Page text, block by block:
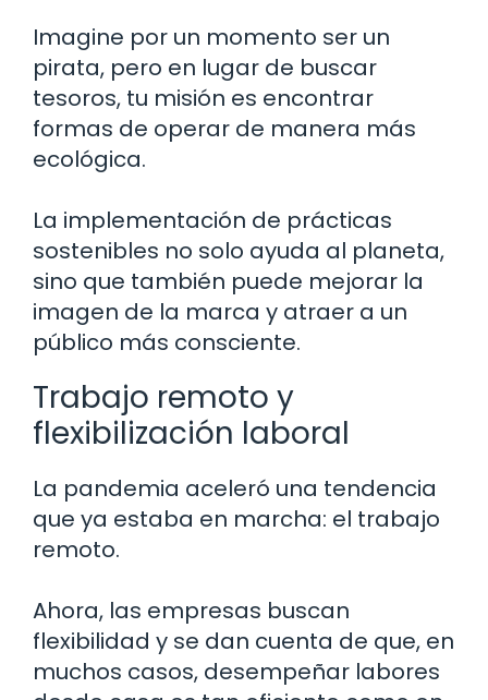
Imagine por un momento ser un
pirata, pero en lugar de buscar
tesoros, tu misión es encontrar
formas de operar de manera más
ecológica.
La implementación de prácticas
sostenibles no solo ayuda al planeta,
sino que también puede mejorar la
imagen de la marca y atraer a un
público más consciente.
Trabajo remoto y
flexibilización laboral
La pandemia aceleró una tendencia
que ya estaba en marcha: el trabajo
remoto.
Ahora, las empresas buscan
flexibilidad y se dan cuenta de que, en
muchos casos, desempeñar labores